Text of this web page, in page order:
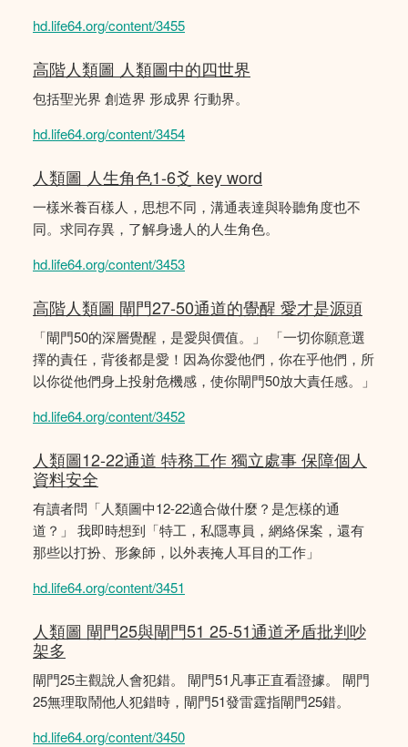
hd.life64.org/content/3455
高階人類圖 人類圖中的四世界
包括聖光界 創造界 形成界 行動界。
hd.life64.org/content/3454
人類圖 人生角色1-6爻 key word
一樣米養百樣人，思想不同，溝通表達與聆聽角度也不
同。求同存異，了解身邊人的人生角色。
hd.life64.org/content/3453
高階人類圖 閘門27-50通道的覺醒 愛才是源頭
「閘門50的深層覺醒，是愛與價值。」 「一切你願意選
擇的責任，背後都是愛！因為你愛他們，你在乎他們，所
以你從他們身上投射危機感，使你閘門50放大責任感。」
hd.life64.org/content/3452
人類圖12-22通道 特務工作 獨立處事 保障個人
資料安全
有讀者問「人類圖中12-22適合做什麼？是怎樣的通
道？」 我即時想到「特工，私隱專員，網絡保案，還有
那些以打扮、形象師，以外表掩人耳目的工作」
hd.life64.org/content/3451
人類圖 閘門25與閘門51 25-51通道矛盾批判吵
架多
閘門25主觀說人會犯錯。 閘門51凡事正直看證據。 閘門
25無理取鬧他人犯錯時，閘門51發雷霆指閘門25錯。
hd.life64.org/content/3450